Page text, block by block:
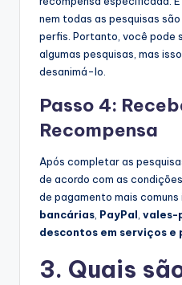
nem todas as pesquisas
perfis. Portanto, você pode
algumas pesquisas, mas
desanimá-lo.
Passo 4:
Recompensa
Após completar as
de acordo com as
de pagamento mais comuns
bancárias PayPal vales-
descontos em serviços e
3. Quais